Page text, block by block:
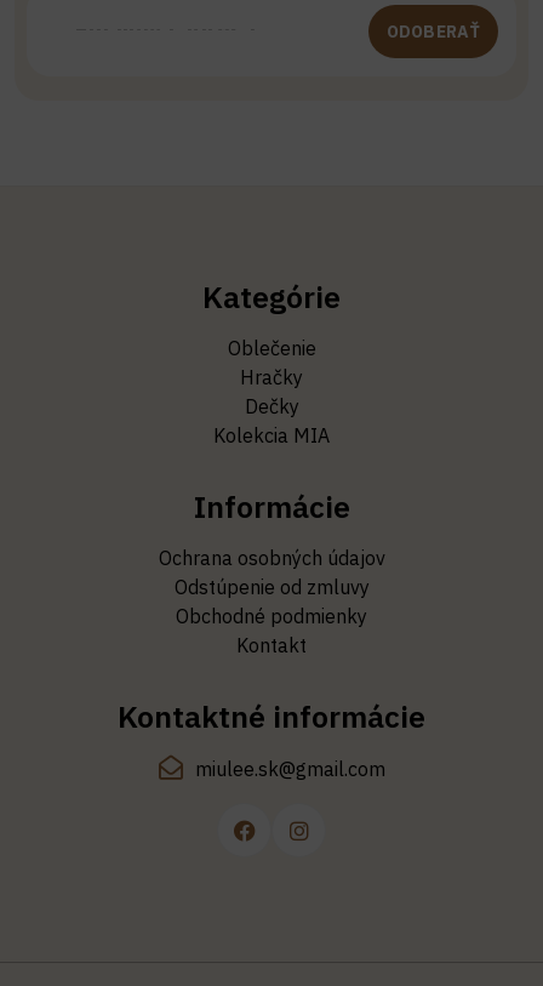
ODOBERAŤ
Kategórie
Oblečenie
Hračky
Dečky
Kolekcia MIA
Informácie
Ochrana osobných údajov
Odstúpenie od zmluvy
Obchodné podmienky
Kontakt
Kontaktné informácie
miulee.sk@gmail.com